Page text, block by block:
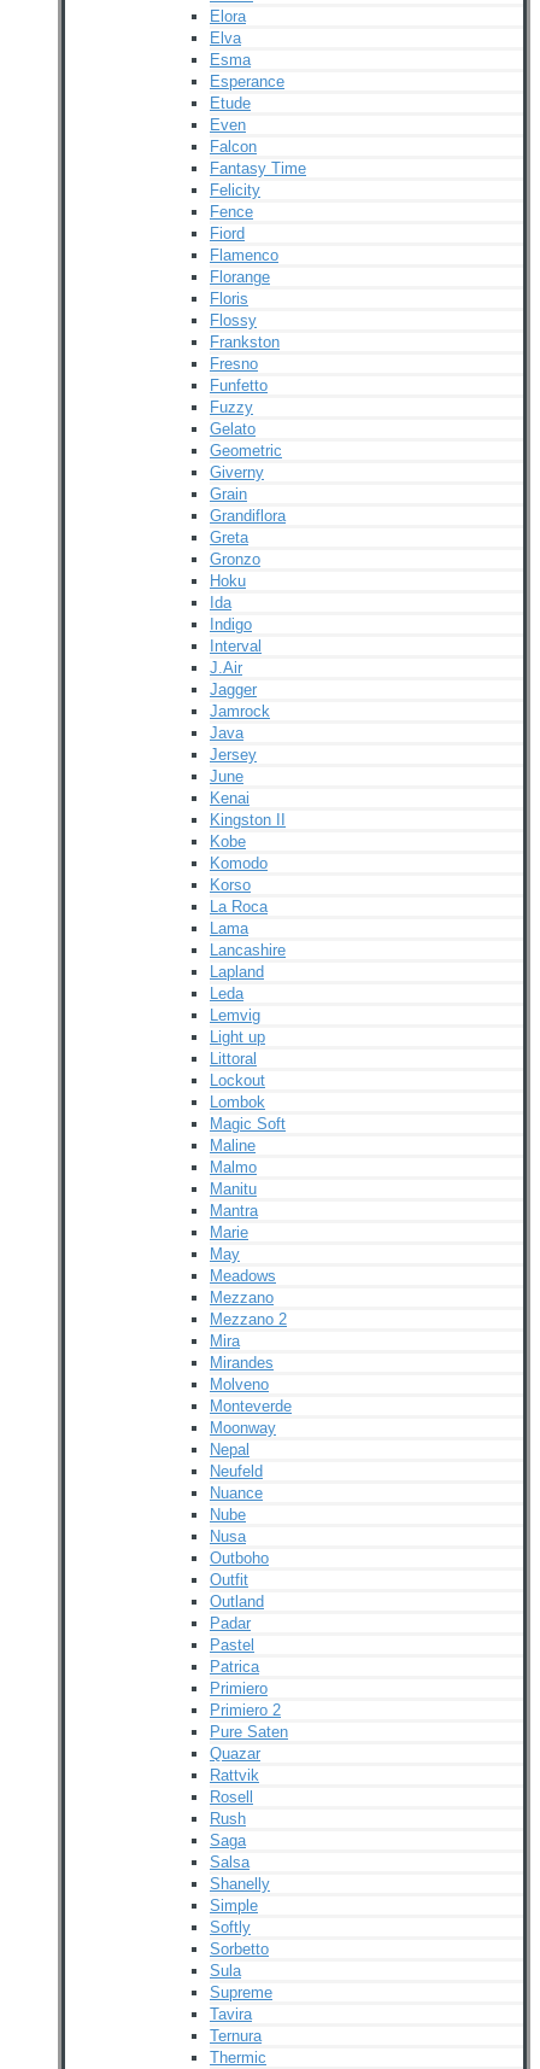
Elora
Elva
Esma
Esperance
Etude
Even
Falcon
Fantasy Time
Felicity
Fence
Fiord
Flamenco
Florange
Floris
Flossy
Frankston
Fresno
Funfetto
Fuzzy
Gelato
Geometric
Giverny
Grain
Grandiflora
Greta
Gronzo
Hoku
Ida
Indigo
Interval
J.Air
Jagger
Jamrock
Java
Jersey
June
Kenai
Kingston II
Kobe
Komodo
Korso
La Roca
Lama
Lancashire
Lapland
Leda
Lemvig
Light up
Littoral
Lockout
Lombok
Magic Soft
Maline
Malmo
Manitu
Mantra
Marie
May
Meadows
Mezzano
Mezzano 2
Mira
Mirandes
Molveno
Monteverde
Moonway
Nepal
Neufeld
Nuance
Nube
Nusa
Outboho
Outfit
Outland
Padar
Pastel
Patrica
Primiero
Primiero 2
Pure Saten
Quazar
Rattvik
Rosell
Rush
Saga
Salsa
Shanelly
Simple
Softly
Sorbetto
Sula
Supreme
Tavira
Ternura
Thermic